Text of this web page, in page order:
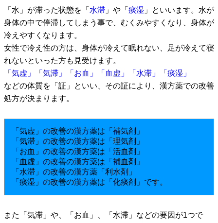
「水」が滞った状態を「 水滞 」や「 痰湿 」といいます。水が
身体の中で停滞してしまう事で、むくみやすくなり、身体が
冷えやすくなります。
女性で冷え性の方は、身体が冷えて眠れない、足が冷えて寝
れないといった方も見受けます。
「気虚」「気滞」「お血」「血虚」「水滞」「痰湿」
などの体質を「証」といい、その証により、漢方薬での改善
処方が決まります。
「気虚」の改善の漢方薬は「補気剤」
「気滞」の改善の漢方薬は「理気剤」
「お血」の改善の漢方薬は「活血剤」
「血虚」の改善の漢方薬は「補血剤」
「水滞」の改善の漢方薬「利水剤」
「痰湿」の改善の漢方薬は「化痰剤」です。
また「気滞」や、「お血」、「水滞」などの要因が1つで